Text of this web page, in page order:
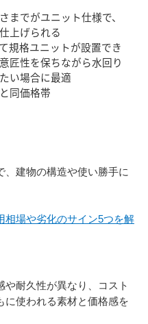
までがユニット仕様で、
上げられる
規格ユニットが設置でき
匠性を保ちながら水回り
い場合に最適
同価格帯
、建物の構造や使い勝手に
相場や劣化のサイン5つを解
耐久性が異なり、コスト
に使われる素材と価格感を